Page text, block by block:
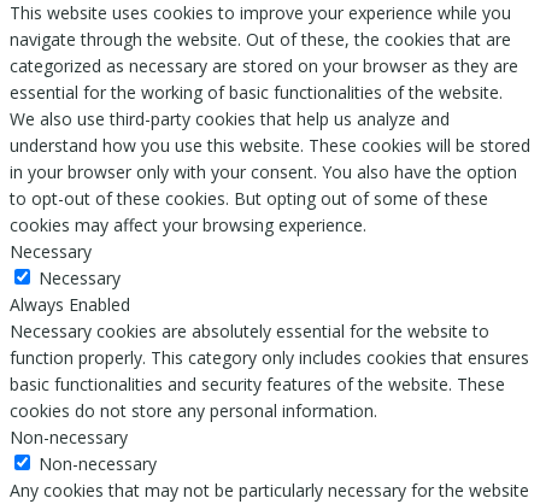
This website uses cookies to improve your experience while you
navigate through the website. Out of these, the cookies that are
categorized as necessary are stored on your browser as they are
essential for the working of basic functionalities of the website.
We also use third-party cookies that help us analyze and
understand how you use this website. These cookies will be stored
in your browser only with your consent. You also have the option
to opt-out of these cookies. But opting out of some of these
cookies may affect your browsing experience.
Necessary
Necessary
Always Enabled
Necessary cookies are absolutely essential for the website to
function properly. This category only includes cookies that ensures
basic functionalities and security features of the website. These
cookies do not store any personal information.
Non-necessary
Non-necessary
Any cookies that may not be particularly necessary for the website